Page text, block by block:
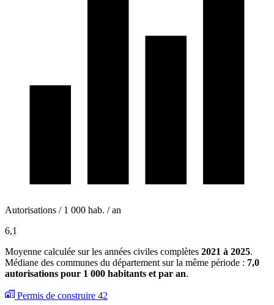
Autorisations / 1 000 hab. / an
6,1
Moyenne calculée sur les années civiles complètes 2021 à 2025.
Médiane des communes du département sur la même période : 7,0
autorisations pour 1 000 habitants et par an.
Permis de construire 42